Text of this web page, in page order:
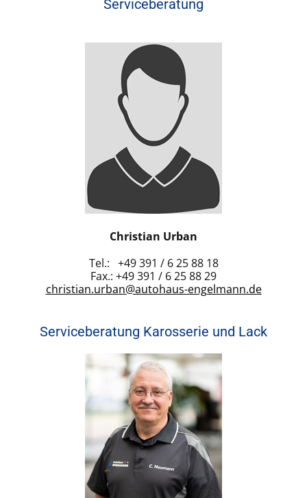
Serviceberatung
Christian Urban
Tel.: +49 391 / 6 25 88 18
Fax.: +49 391 / 6 25 88 29
christian.urban@autohaus-engelmann.de
Serviceberatung Karosserie und Lack